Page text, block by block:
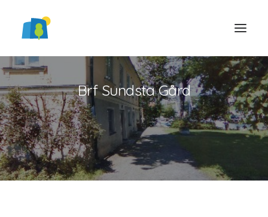
LOGGA IN
Brf Sundsta Gård